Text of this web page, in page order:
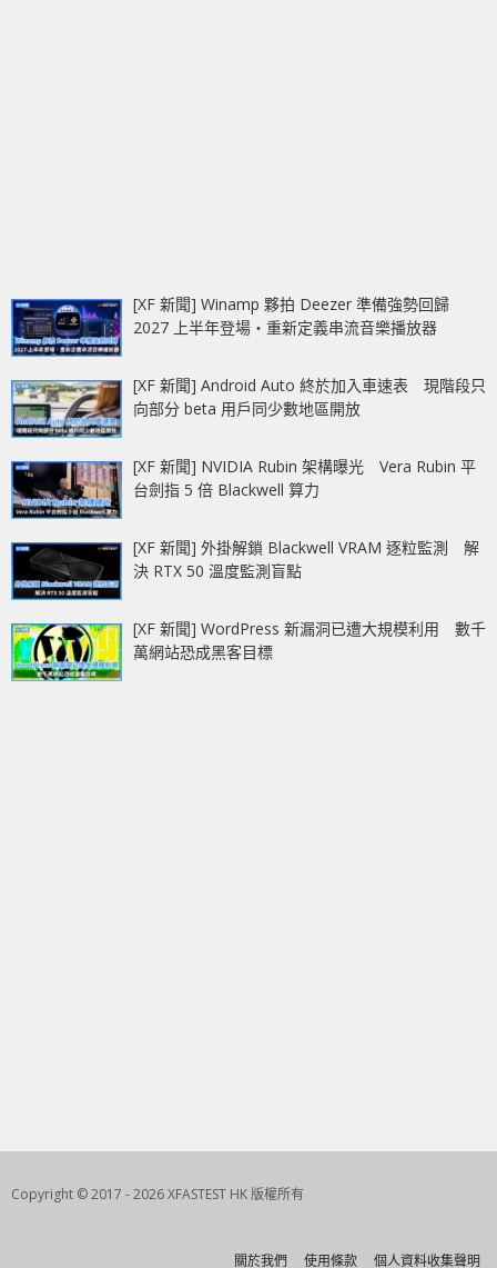
[XF 新聞] Winamp 夥拍 Deezer 準備強勢回歸
2027 上半年登場‧重新定義串流音樂播放器
[XF 新聞] Android Auto 終於加入車速表 現階段只
向部分 beta 用戶同少數地區開放
[XF 新聞] NVIDIA Rubin 架構曝光 Vera Rubin 平
台劍指 5 倍 Blackwell 算力
[XF 新聞] 外掛解鎖 Blackwell VRAM 逐粒監測 解
決 RTX 50 溫度監測盲點
[XF 新聞] WordPress 新漏洞已遭大規模利用 數千
萬網站恐成黑客目標
Copyright © 2017 - 2026 XFASTEST HK 版權所有
關於我們 使用條款 個人資料收集聲明